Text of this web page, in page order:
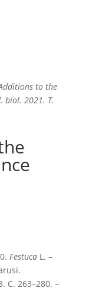
to the
biol. 2021. T.
FestucaL. –
C. 263–280. –